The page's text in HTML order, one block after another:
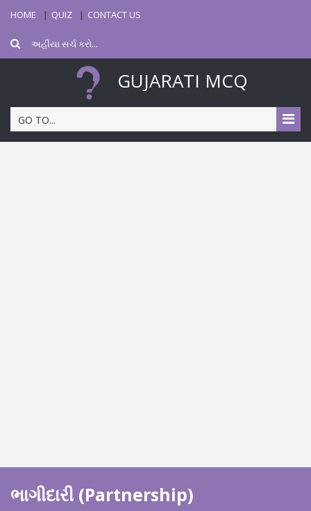
HOME QUIZ CONTACT US
GUJARATI MCQ
GO TO...
ભાગીદારી (Partnership)